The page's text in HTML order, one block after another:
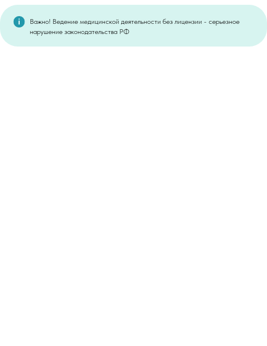
Важно! Ведение медицинской деятельности без лицензии - серьезное
нарушение законодательства РФ